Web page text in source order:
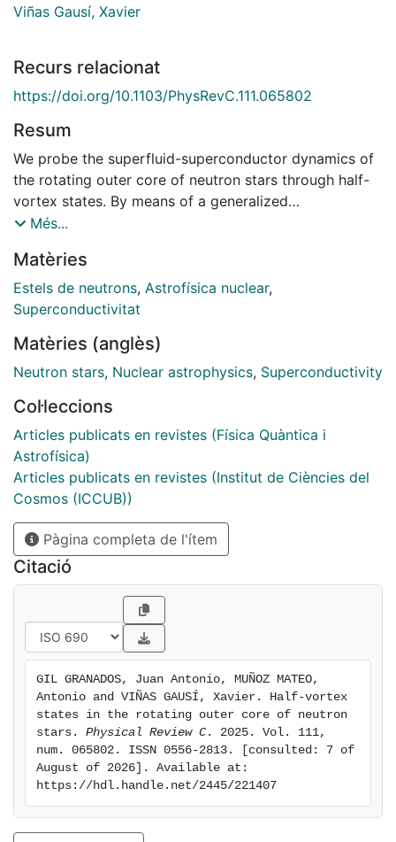
Viñas Gausí, Xavier
Recurs relacionat
https://doi.org/10.1103/PhysRevC.111.065802
Resum
We probe the superfluid-superconductor dynamics of
the rotating outer core of neutron stars through half-
vortex states. By means of a generalized
hydrodynamic model, where proton and neutron fluids
SLy4 nucleon-nucleon interactions, we analyze single
flux tubes in the proton-superconductor component of
the system that thread proton vortices located
give rise to hydrodynamic perturbations in the
coexisting neutron superfluid, and its structure
magnetic fields within ranges of observational values.
Més...
Matèries
Estels de neutrons, Astrofísica nuclear,
Superconductivitat
Matèries (anglès)
Neutron stars, Nuclear astrophysics, Superconductivity
Col·leccions
Articles publicats en revistes (Física Quàntica i
Astrofísica)
Articles publicats en revistes (Institut de Ciències del
Cosmos (ICCUB))
Pàgina completa de l'ítem
Citació
GIL GRANADOS, Juan Antonio, MUÑOZ MATEO,
Antonio and VIÑAS GAUSÍ, Xavier. Half-vortex
states in the rotating outer core of neutron
stars. Physical Review C . 2025. Vol. 111,
num. 065802. ISSN 0556-2813. [consulted: 7 of
August of 2026]. Available at:
https://hdl.handle.net/2445/221407